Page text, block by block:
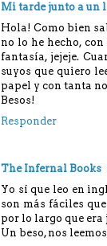
Mi tarde junto a un
Hola! Como bien
no lo he hecho,
fantasía, jejeje.
suyos que quiero
papel y con tanta
Besos!
Responder
The Infernal Books
Yo sí que leo en
son más fáciles
por lo largo que era
Un beso, nos